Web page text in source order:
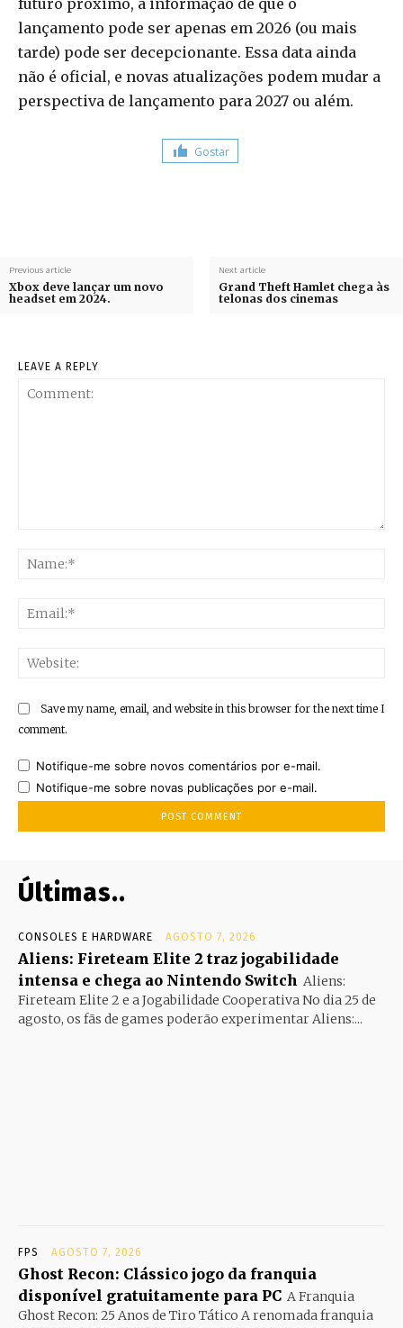
futuro próximo, a informação de que o
lançamento pode ser apenas em 2026 (ou mais
tarde) pode ser decepcionante. Essa data ainda
não é oficial, e novas atualizações podem mudar a
perspectiva de lançamento para 2027 ou além.
Gostar
Previous article
Xbox deve lançar um novo
headset em 2024.
Next article
Grand Theft Hamlet chega às
telonas dos cinemas
LEAVE A REPLY
Save my name, email, and website in this browser for the next time I
comment.
Notifique-me sobre novos comentários por e-mail.
Notifique-me sobre novas publicações por e-mail.
Últimas..
CONSOLES E HARDWARE AGOSTO 7, 2026
Aliens: Fireteam Elite 2 traz jogabilidade
intensa e chega ao Nintendo Switch Aliens:
Fireteam Elite 2 e a Jogabilidade Cooperativa No dia 25 de
agosto, os fãs de games poderão experimentar Aliens:...
FPS AGOSTO 7, 2026
Ghost Recon: Clássico jogo da franquia
disponível gratuitamente para PC A Franquia
Ghost Recon: 25 Anos de Tiro Tático A renomada franquia